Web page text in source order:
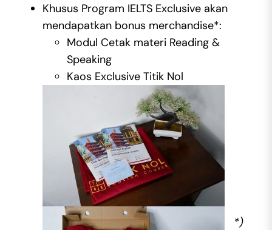
Khusus Program IELTS Exclusive akan
mendapatkan bonus merchandise*:
Modul Cetak materi Reading &
Speaking
Kaos Exclusive Titik Nol
*)